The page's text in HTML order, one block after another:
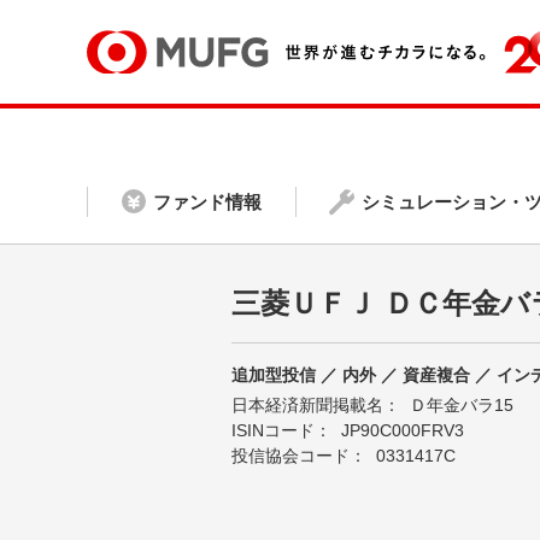
ファンド情報 シミュレーション・
三菱ＵＦＪ ＤＣ年金バ
追加型投信 ／ 内外 ／ 資産複合 ／ イン
日本経済新聞掲載名：
Ｄ年金バラ15
ISINコード：
JP90C000FRV3
投信協会コード：
0331417C